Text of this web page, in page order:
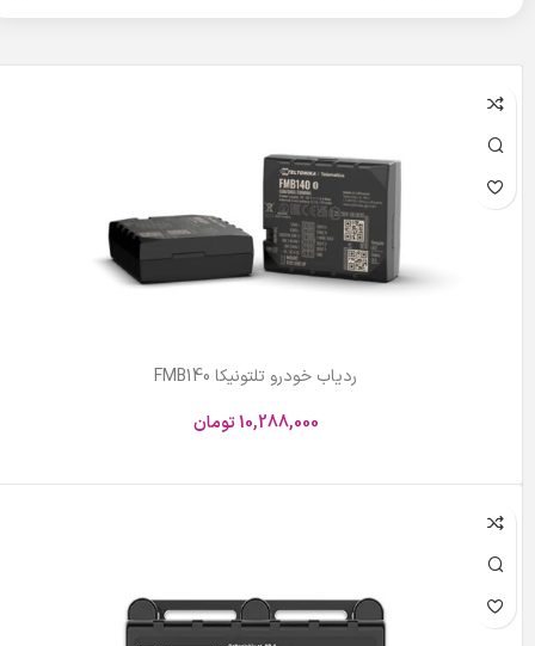
ردیاب خودرو تلتونیکا FMB140
10,288,000تومان